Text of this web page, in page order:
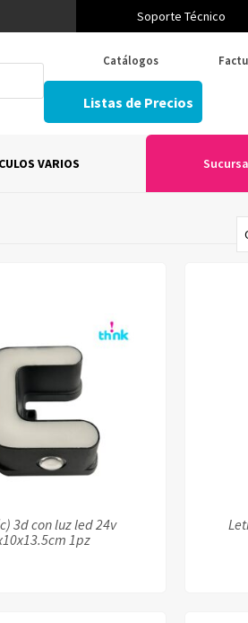
¿Primera vez en
Soporte Técnico
Catálogos
Listas de Precios
VARIOS
3d con luz led 24v
1pz